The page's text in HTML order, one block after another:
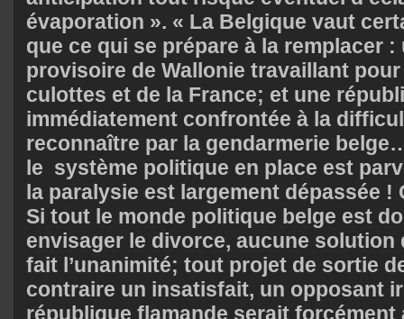
évaporation ». « La Belgique vaut
que ce qui se prépare à la remplacer
provisoire de Wallonie travaillant
culottes et de la France; et une
immédiatement confrontée à la
reconnaître par la gendarmerie
le système politique en place est
la paralysie est largement dépassée !
Si tout le monde politique belge est
envisager le divorce, aucune solution
fait l’unanimité; tout projet de sortie
contraire un insatisfait, un opposant
république flamande serait forcément